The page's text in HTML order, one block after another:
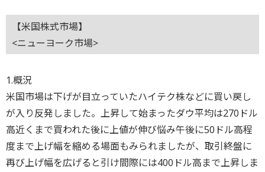
【米国株式市場】
<ニューヨーク市場>
1.概況
米国市場は下げが目立っていたハイテク株などに買い戻し
が入り反発しました。上昇して始まったダウ平均は270ドル
高近くまで買われた後に上値が伸び悩み午後に50ドル高程
度まで上げ幅を縮める場面もみられましたが、取引終盤に
再び上げ幅を広げると引け間際には400ドル高まで上昇しま